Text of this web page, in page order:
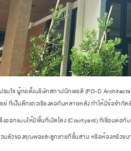
จ ผู้ก่อตั้งบริษัทสถาปนิกพอดี (PO-D Architects)
ที่เป็นตึกแถวเรียงต่อกันหลายหลัง ทำให้มีข้อจำกั
อกแบบให้มีพื้นที่เปิดโล่ง (Courtyard) ที่เชื่อมต่อ
ตัวของคุณพ่อและลูกชายที่ชั้นสาม หรือห้องครัวขน